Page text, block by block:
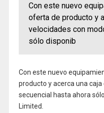
Con este nuevo
oferta de producto y
velocidades con
sólo disponib
Con este nuevo
producto y acerca una
secuencial hasta ahora
Limited.